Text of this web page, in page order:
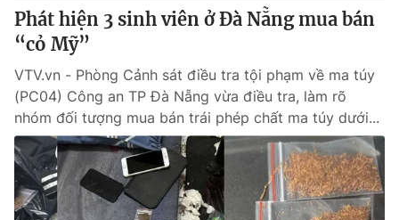
Phát hiện 3 sinh viên ở Đà Nẵng mua bán
“cỏ Mỹ”
VTV.vn - Phòng Cảnh sát điều tra tội phạm về ma túy
(PC04) Công an TP Đà Nẵng vừa điều tra, làm rõ
nhóm đối tượng mua bán trái phép chất ma túy dưới...